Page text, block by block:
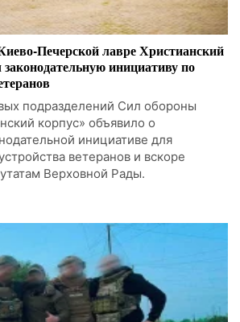
Печерской лавре Христианский
законодательную инициативу по
подразделений Сил обороны
корпус» объявило о
инициативе для
ветеранов и вскоре
Верховной Рады.